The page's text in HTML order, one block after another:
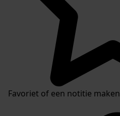
Favoriet of een notitie maken